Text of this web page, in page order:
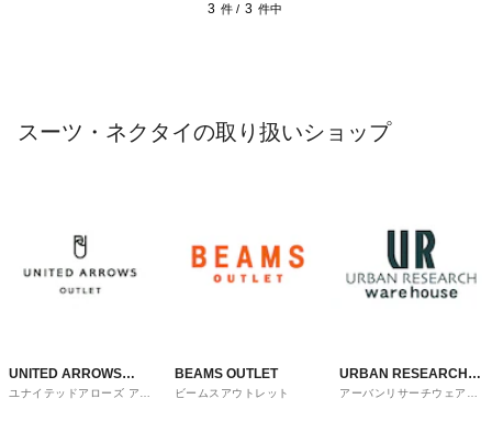
3 件 / 3 件中
スーツ・ネクタイの取り扱いショップ
UNITED ARROWS
OUTLET
ユナイテッドアローズ アウ
BEAMS OUTLET
ビームスアウトレット
URBAN RESEARCH
ware house
アーバンリサーチウェアハ